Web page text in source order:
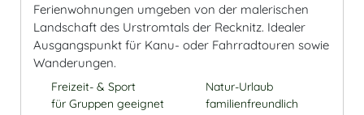
Ferienwohnungen umgeben von der malerischen
Landschaft des Urstromtals der Recknitz. Idealer
Ausgangspunkt für Kanu- oder Fahrradtouren sowie
Wanderungen.
Freizeit- & Sport
für Gruppen geeignet
Natur-Urlaub
familienfreundlich